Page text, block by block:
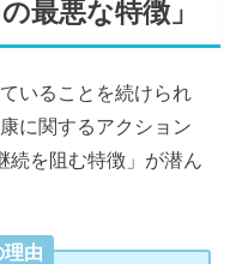
最悪な特徴」
いることを続けられ
に関するアクション
続を阻む特徴」が潜ん
由